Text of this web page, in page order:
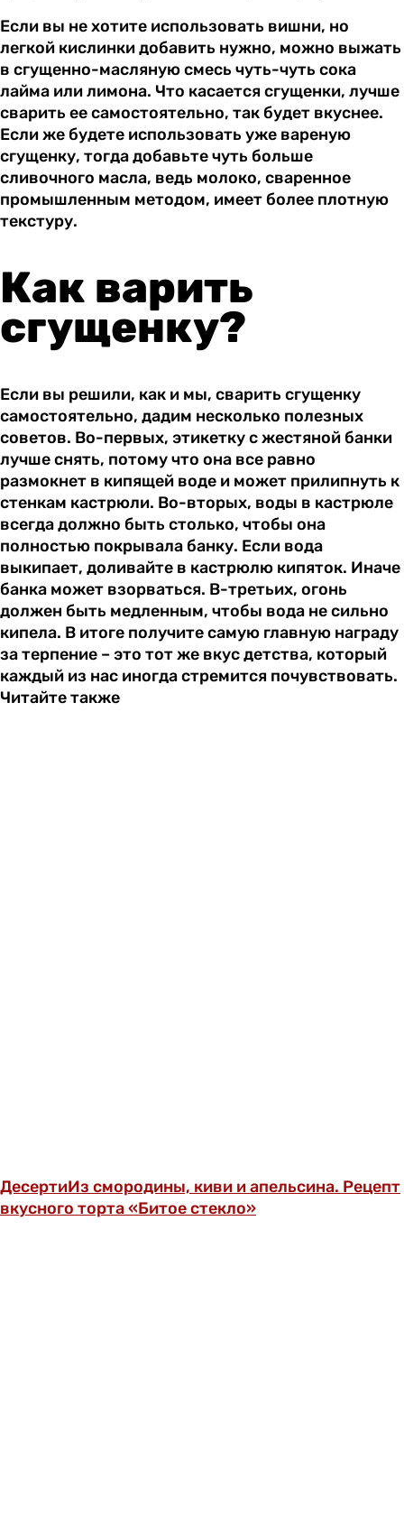
Если вы не хотите использовать вишни, но
легкой кислинки добавить нужно, можно выжать
в сгущенно-масляную смесь чуть-чуть сока
лайма или лимона. Что касается сгущенки, лучше
сварить ее самостоятельно, так будет вкуснее.
Если же будете использовать уже вареную
сгущенку, тогда добавьте чуть больше
сливочного масла, ведь молоко, сваренное
промышленным методом, имеет более плотную
текстуру.
Как варить
сгущенку?
Если вы решили, как и мы, сварить сгущенку
самостоятельно, дадим несколько полезных
советов. Во-первых, этикетку с жестяной банки
лучше снять, потому что она все равно
размокнет в кипящей воде и может прилипнуть к
стенкам кастрюли. Во-вторых, воды в кастрюле
всегда должно быть столько, чтобы она
полностью покрывала банку. Если вода
выкипает, доливайте в кастрюлю кипяток. Иначе
банка может взорваться. В-третьих, огонь
должен быть медленным, чтобы вода не сильно
кипела. В итоге получите самую главную награду
за терпение – это тот же вкус детства, который
каждый из нас иногда стремится почувствовать.
Читайте также
ДесертиИз смородины, киви и апельсина. Рецепт
вкусного торта «Битое стекло»